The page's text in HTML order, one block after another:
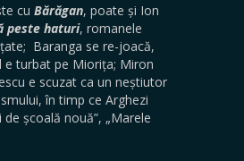
cu Bărăgan, poate și Ion
peste haturi, romanele
Baranga se re-joacă,
e turbat pe Miorița; Miron
e scuzat ca un neștiutor
în timp ce Arghezi
de școală nouă”, „Marele